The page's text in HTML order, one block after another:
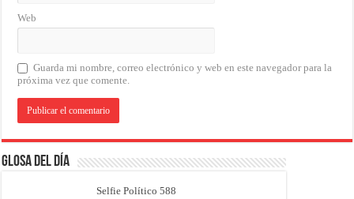
Web
Guarda mi nombre, correo electrónico y web en este navegador para la
próxima vez que comente.
Glosa del Día
Selfie Político 588